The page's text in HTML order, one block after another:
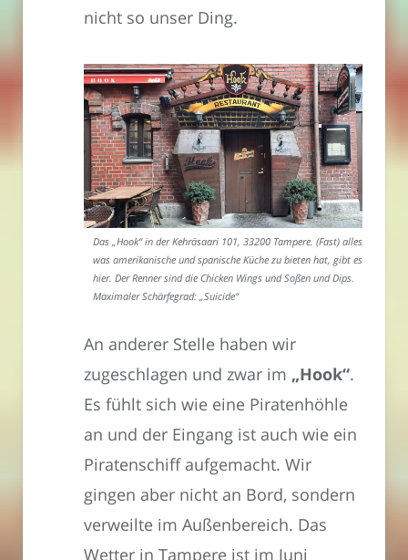
nicht so unser Ding.
Das „Hook“ in der Kehräsaari 101, 33200 Tampere. (Fast) alles,
was amerikanische und spanische Küche zu bieten hat, gibt es
hier. Der Renner sind die Chicken Wings und Soßen und Dips.
Maximaler Schärfegrad: „Suicide“
An anderer Stelle haben wir
zugeschlagen und zwar im „Hook“.
Es fühlt sich wie eine Piratenhöhle
an und der Eingang ist auch wie ein
Piratenschiff aufgemacht. Wir
gingen aber nicht an Bord, sondern
verweilte im Außenbereich. Das
Wetter in Tampere ist im Juni